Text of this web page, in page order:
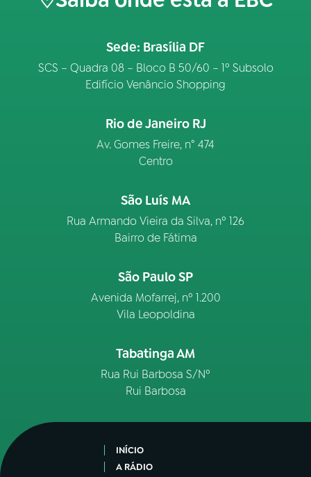
Sede: Brasília DF
SCS – Quadra 08 – Bloco B 50/60 – 1º Subsolo
Edifício Venâncio Shopping
Rio de Janeiro RJ
Av. Gomes Freire, n° 474
Centro
São Luís MA
Rua Armando Vieira da Silva, nº 126
Bairro de Fátima
São Paulo SP
Avenida Mofarrej, nº 1.200
Vila Leopoldina
Tabatinga AM
Rua Rui Barbosa S/Nº
Rui Barbosa
INÍCIO
A RÁDIO